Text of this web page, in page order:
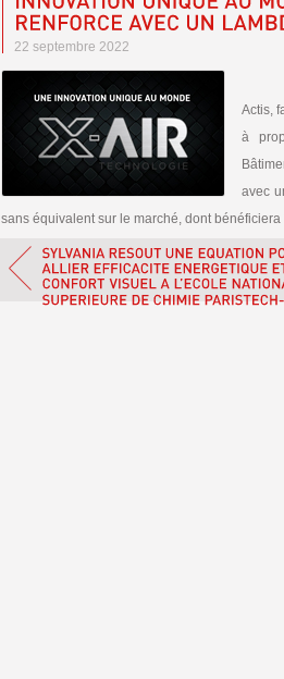
22 septembre 2022
Actis,
à
avec
sans équivalent sur le marché, dont